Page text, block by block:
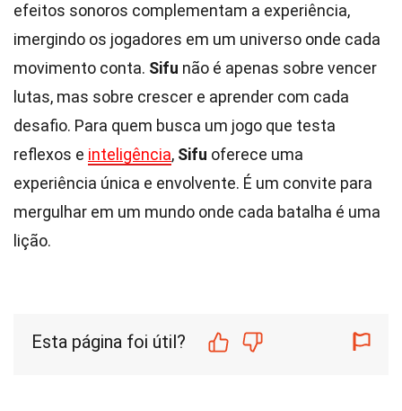
efeitos sonoros complementam a experiência,
imergindo os jogadores em um universo onde cada
movimento conta. Sifu não é apenas sobre vencer
lutas, mas sobre crescer e aprender com cada
desafio. Para quem busca um jogo que testa
reflexos e inteligência, Sifu oferece uma
experiência única e envolvente. É um convite para
mergulhar em um mundo onde cada batalha é uma
lição.
Esta página foi útil?